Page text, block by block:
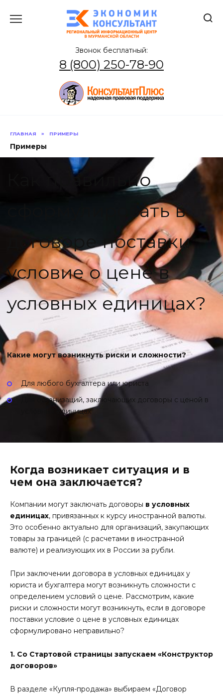
содержанию
Звонок бесплатный:
8 (800) 250-78-90
ГЛАВНАЯ » ПРИМЕРЫ
Примеры
Как правильно
сформулировать в
договоре поставки
условие о цене в
условных единицах?
Какие могут возникнуть риски и сложности?
Для любого бухгалтера или юриста
Для организаций, заключающих договоры с ценой в
условных единицах
Когда возникает ситуация и в
чем она заключается?
Компании могут заключать договоры в условных
единицах, привязанных к курсу иностранной валюты.
Это особенно актуально для организаций, закупающих
товары за границей (с расчетами в иностранной
валюте) и реализующих их в России за рубли.
При заключении договора в условных единицах у
юриста и бухгалтера могут возникнуть сложности с
определением условий о цене. Рассмотрим, какие
риски и сложности могут возникнуть, если в договоре
поставки условие о цене в условных единицах
сформулировано неправильно?
1. Со Стартовой страницы запускаем «Конструктор
договоров»
В разделе «Купля-продажа» выбираем «Договор